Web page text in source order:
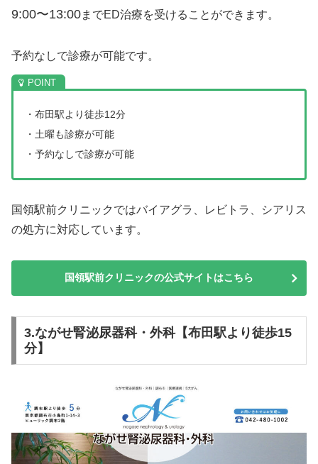
9:00〜13:00までED治療を受けることができます。
予約なしで診療が可能です。
・布田駅より徒歩12分
・土曜も診療が可能
・予約なしで診療が可能
国領駅前クリニックではバイアグラ、レビトラ、シアリス
の処方に対応しています。
国領駅前クリニックの公式サイトはこちら
3.ながせ腎泌尿器科・外科【布田駅より徒歩15
分】